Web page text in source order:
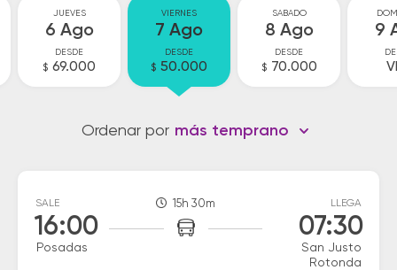
JUEVES
6 Ago
DESDE
$ 69.000
VIERNES
7 Ago
DESDE
$ 50.000
SABADO
8 Ago
DESDE
$ 70.000
9
Ordenar por más temprano
SALE
16:00
Posadas
15h 30m LLEGA
07:30
San Justo
Rotonda